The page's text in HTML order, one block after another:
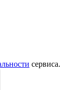
сервиса.